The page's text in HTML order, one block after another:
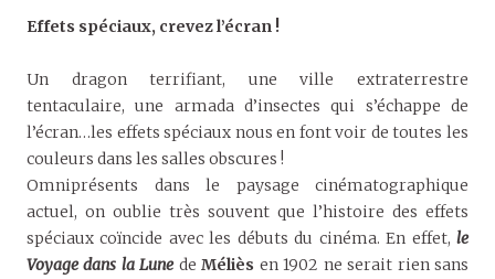
Effets spéciaux, crevez l’écran !
Un dragon terrifiant, une ville extraterrestre
tentaculaire, une armada d’insectes qui s’échappe de
l’écran…les effets spéciaux nous en font voir de toutes les
couleurs dans les salles obscures !
Omniprésents dans le paysage cinématographique
actuel, on oublie très souvent que l’histoire des effets
spéciaux coïncide avec les débuts du cinéma. En effet, le
Voyage dans la LunedeMéliès en 1902 ne serait rien sans